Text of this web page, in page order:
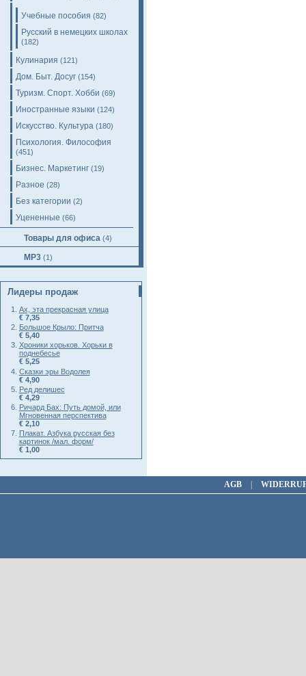
Учебные пособия (82)
Русский в немецких школах
(182)
Кулинария (121)
Дом. Быт. Досуг (154)
Туризм. Спорт. Хобби (69)
Иностранные языки (124)
Искусство. Культура (180)
Психология. Философия
(451)
Бизнес. Маркетинг (19)
Разное (28)
Без категории (2)
Уцененные (66)
Товары для офиса (4)
MP3 (1)
Лидеры продаж
Ах, эта прекрасная улица
€ 7,35
Большое Крыло: Притча
€ 5,40
Хроники хорьков. Хорьки в
поднебесье
€ 5,25
Сказки эры Водолея
€ 4,90
Ред делишес
€ 4,29
Ричард Бах: Путь домой, или
Мгновенная перспектива
€ 2,10
Плакат. Азбука русская без
картинок /мал. форм/
€ 1,00
AGB